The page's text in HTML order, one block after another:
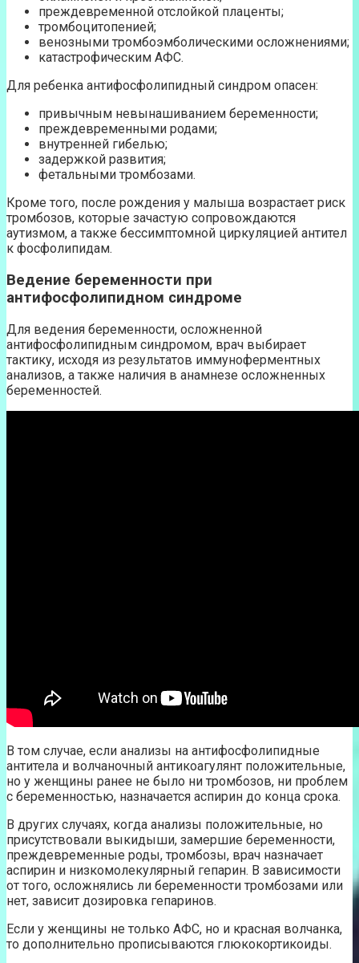
преждевременной отслойкой плаценты;
тромбоцитопенией;
венозными тромбоэмболическими осложнениями;
катастрофическим АФС.
Для ребенка антифосфолипидный синдром опасен:
привычным невынашиванием беременности;
преждевременными родами;
внутренней гибелью;
задержкой развития;
фетальными тромбозами.
Кроме того, после рождения у малыша возрастает риск
тромбозов, которые зачастую сопровождаются
аутизмом, а также бессимптомной циркуляцией антител
к фосфолипидам.
Ведение беременности при
антифосфолипидном синдроме
Для ведения беременности, осложненной
антифосфолипидным синдромом, врач выбирает
тактику, исходя из результатов иммуноферментных
анализов, а также наличия в анамнезе осложненных
беременностей.
В том случае, если анализы на антифосфолипидные
антитела и волчаночный антикоагулянт положительные,
но у женщины ранее не было ни тромбозов, ни проблем
с беременностью, назначается аспирин до конца срока.
В других случаях, когда анализы положительные, но
присутствовали выкидыши, замершие беременности,
преждевременные роды, тромбозы, врач назначает
аспирин и низкомолекулярный гепарин. В зависимости
от того, осложнялись ли беременности тромбозами или
нет, зависит дозировка гепаринов.
Если у женщины не только АФС, но и красная волчанка,
то дополнительно прописываются глюкокортикоиды.